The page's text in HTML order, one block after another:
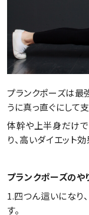
プランクポーズは最
うに真っ直ぐにして
体幹や上半身だけで
り、高いダイエット
プランクポーズのや
1.四つん這いになり
す。